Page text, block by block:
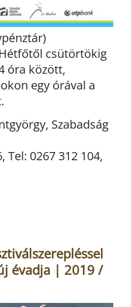
csütörtökig
óra között,
egy órával a
Szabadság
Tel: 0267 312 104,
évadja | 2019 /